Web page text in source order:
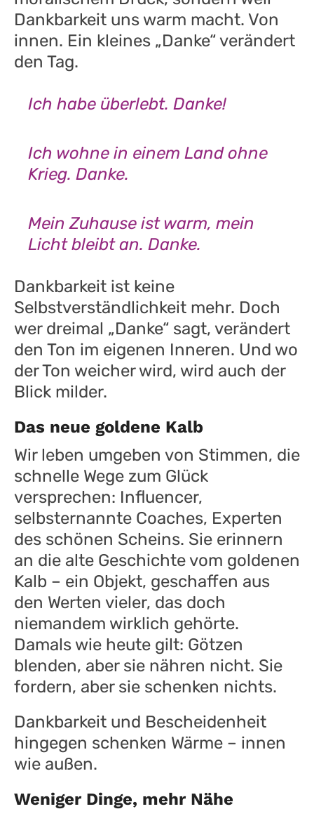
Dankbarkeit uns warm macht. Von
innen. Ein kleines „Danke“ verändert
den Tag.
Ich habe überlebt. Danke!
Ich wohne in einem Land ohne
Krieg. Danke.
Mein Zuhause ist warm, mein
Licht bleibt an. Danke.
Dankbarkeit ist keine
Selbstverständlichkeit mehr. Doch
wer dreimal „Danke“ sagt, verändert
den Ton im eigenen Inneren. Und wo
der Ton weicher wird, wird auch der
Blick milder.
Das neue goldene Kalb
Wir leben umgeben von Stimmen, die
schnelle Wege zum Glück
versprechen: Influencer,
selbsternannte Coaches, Experten
des schönen Scheins. Sie erinnern
an die alte Geschichte vom goldenen
Kalb – ein Objekt, geschaffen aus
den Werten vieler, das doch
niemandem wirklich gehörte.
Damals wie heute gilt: Götzen
blenden, aber sie nähren nicht. Sie
fordern, aber sie schenken nichts.
Dankbarkeit und Bescheidenheit
hingegen schenken Wärme – innen
wie außen.
Weniger Dinge, mehr Nähe